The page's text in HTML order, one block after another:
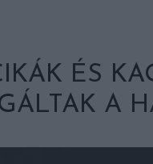
ÉS
A